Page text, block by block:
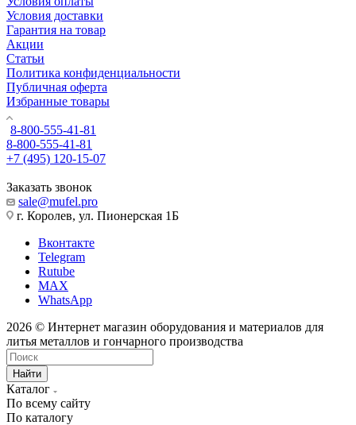
Условия доставки
Гарантия на товар
Акции
Статьи
Политика конфиденциальности
Публичная оферта
Избранные товары
8-800-555-41-81
8-800-555-41-81
+7 (495) 120-15-07
Заказать звонок
sale@mufel.pro
г. Королев, ул. Пионерская 1Б
Вконтакте
Telegram
Rutube
MAX
WhatsApp
2026 © Интернет магазин оборудования и материалов для
литья металлов и гончарного производства
Найти
Каталог
По всему сайту
По каталогу